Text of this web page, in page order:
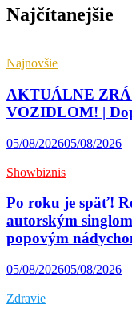
Najčítanejšie
Najnovšie
AKTUÁLNE
VOZIDLOM! |
05/08/202605/08/2026
Showbiznis
Po roku je späť!
autorským
popovým
05/08/202605/08/2026
Zdravie